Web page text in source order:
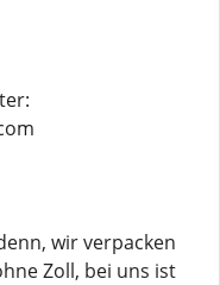
wir verpacken
Zoll, bei uns ist